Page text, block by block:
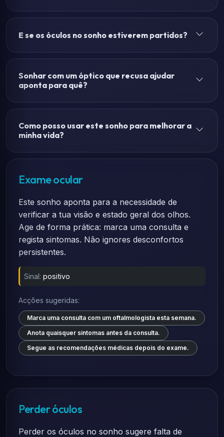
E se os óculos no sonho estiverem partidos?
Sonhar com um óptico que recusa ajudar
aponta para quê?
Como posso usar este sonho para melhorar a
minha vida?
Exame ocular
Este sonho aponta para a necessidade de
verificar a tua visão e estado geral dos olhos.
Age de forma prática: marca uma consulta e
regista sintomas. Não ignores desconfortos
persistentes.
Sinal: positivo
Acções sugeridas:
Marca uma consulta com um oftalmologista esta semana.
Anota quaisquer sintomas antes da consulta.
Segue as recomendações médicas depois do exame.
Perder óculos
Perder os óculos no sonho sugere falta de